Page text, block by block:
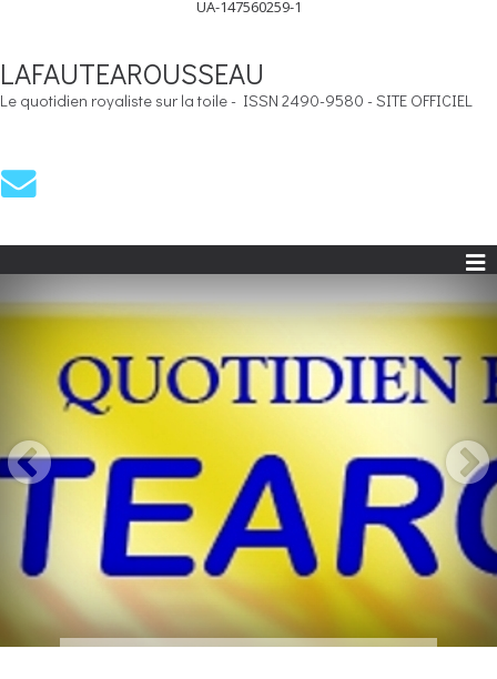
UA-147560259-1
LAFAUTEAROUSSEAU
Le quotidien royaliste sur la toile - ISSN 2490-9580 - SITE OFFICIEL